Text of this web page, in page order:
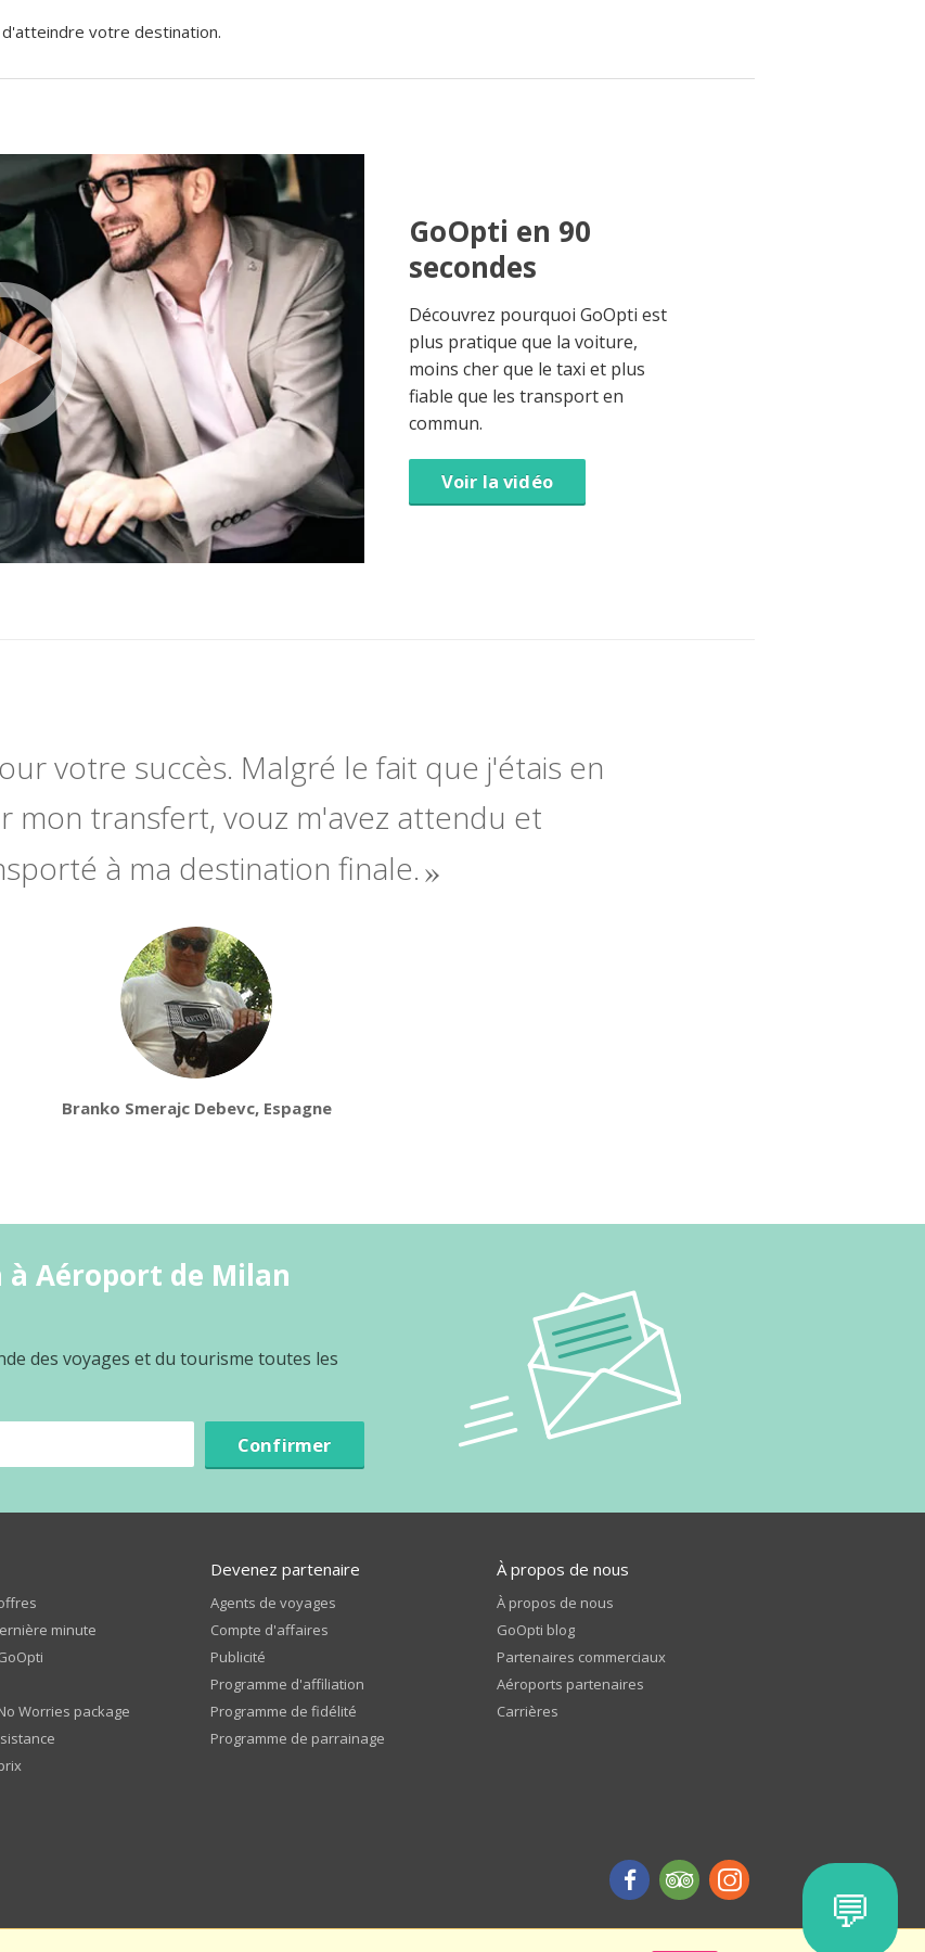
votre destination.
GoOpti en 90
secondes
Découvrez pourquoi GoOpti est
plus pratique que la voiture,
moins cher que le taxi et plus
fiable que les transport en
commun.
Voir la vidéo
votre succès. Malgré le fait que j'étais en
mon transfert, vouz m'avez attendu et
à ma destination finale.
Branko Smerajc Debevc, Espagne
Aéroport de Milan
des voyages et du tourisme toutes les
Confirmer
minute
Worries package
Devenez partenaire
Agents de voyages
Compte d'affaires
Publicité
Programme d'affiliation
Programme de fidélité
Programme de parrainage
À propos de nous
À propos de nous
GoOpti blog
Partenaires commerciaux
Aéroports partenaires
Carrières
💬